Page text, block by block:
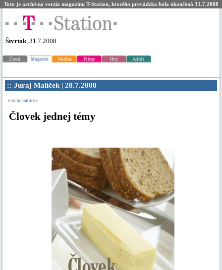
Toto je archívna verzia magazínu T-Station, ktorého prevádzka bola ukončená 31.7.2008
Štvrtok, 31.7.2008
:: Juraj Malíček | 28.7.2008
viac od autora »
Človek jednej témy